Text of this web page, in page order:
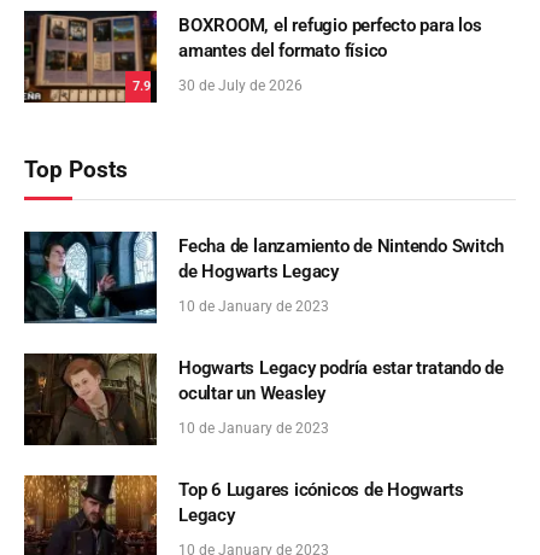
7.9
BOXROOM, el refugio perfecto para los
amantes del formato físico
30 de July de 2026
Top Posts
Fecha de lanzamiento de Nintendo Switch
de Hogwarts Legacy
10 de January de 2023
Hogwarts Legacy podría estar tratando de
ocultar un Weasley
10 de January de 2023
Top 6 Lugares icónicos de Hogwarts
Legacy
10 de January de 2023